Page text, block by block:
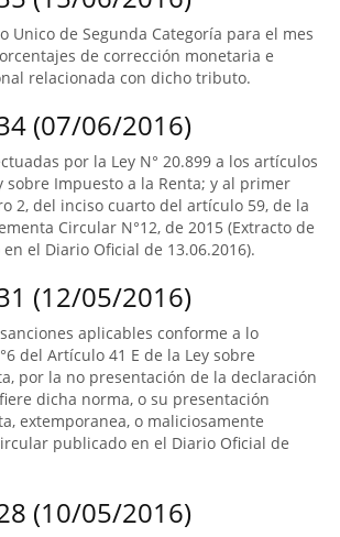
Unico de Segunda Categoría para el mes
de corrección monetaria e
relacionada con dicho tributo.
(07/06/2016)
por la Ley N° 20.899 a los artículos
sobre Impuesto a la Renta; y al primer
2, del inciso cuarto del artículo 59, de la
Circular N°12, de 2015 (Extracto de
el Diario Oficial de 13.06.2016).
(12/05/2016)
aplicables conforme a lo
del Artículo 41 E de la Ley sobre
por la no presentación de la declaración
dicha norma, o su presentación
extemporanea, o maliciosamente
publicado en el Diario Oficial de
(10/05/2016)